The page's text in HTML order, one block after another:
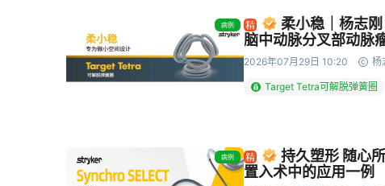
病例
柔小稳｜杨志
脑中动脉分叉部动脉
2026年07月29日 10:20 杨
Target Tetra可解脱弹簧圈
病例
持久塑形 随心
置入术中的应用一例